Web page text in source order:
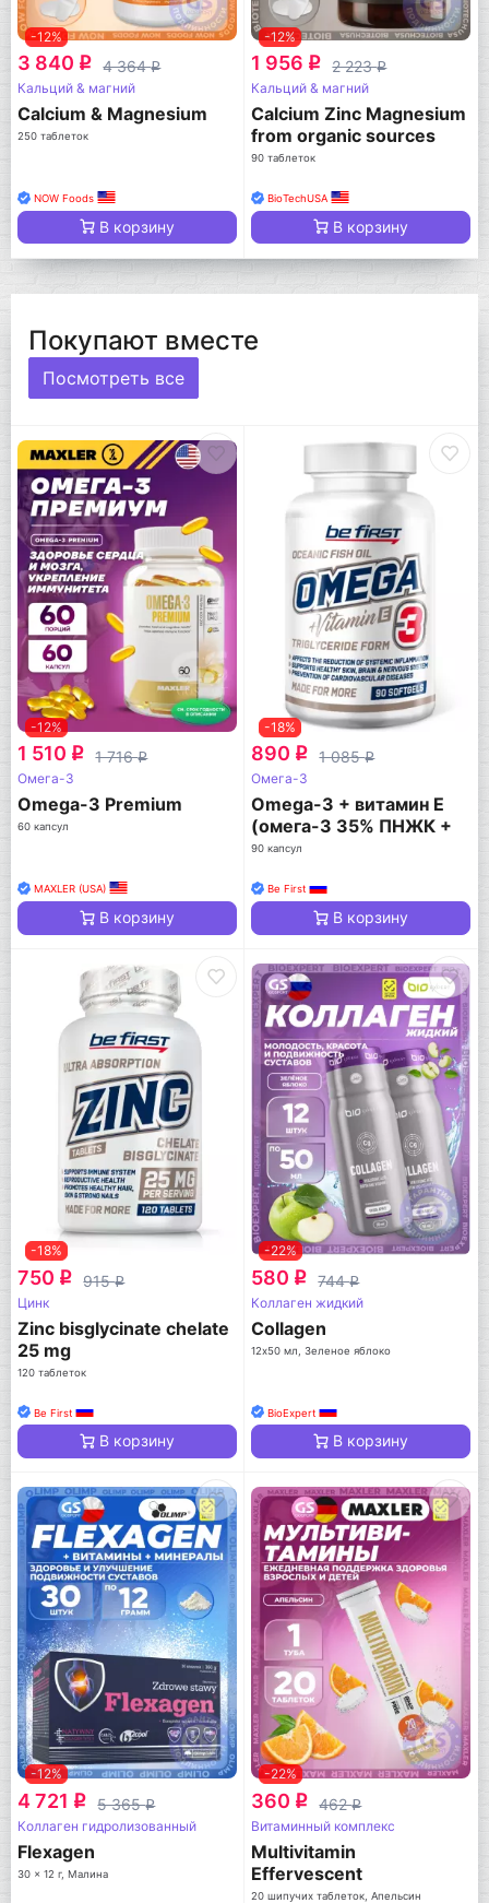
-12%
3 840 q 4 364q
Кальций & магний
Calcium & Magnesium
250 таблеток
NOW Foods
В корзину
-12%
1 956 q 2 223q
Кальций & магний
Calcium Zinc Magnesium
from organic sources
90 таблеток
BioTechUSA
В корзину
Покупают вместе
Посмотреть все
-12%
1 510 q 1 716q
Омега-3
Omega-3 Premium
60 капсул
MAXLER (USA)
В корзину
-18%
890 q 1 085q
Омега-3
Omega-3 + витамин Е
(омега-3 35% ПНЖК +
витамин Е)
90 капсул
Be First
В корзину
-18%
750 q 915q
Цинк
Zinc bisglycinate chelate
25 mg
120 таблеток
Be First
В корзину
-22%
580 q 744q
Коллаген жидкий
Collagen
12х50 мл, Зеленое яблоко
BioExpert
В корзину
-12%
4 721 q 5 365q
Коллаген гидролизованный
Flexagen
30 x 12 г, Малина
-22%
360 q 462q
Витаминный комплекс
Multivitamin
Effervescent
20 шипучих таблеток, Апельсин